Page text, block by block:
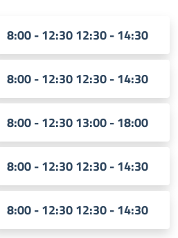
8:00 - 12:30 12:30 - 14:30
8:00 - 12:30 12:30 - 14:30
8:00 - 12:30 13:00 - 18:00
8:00 - 12:30 12:30 - 14:30
8:00 - 12:30 12:30 - 14:30